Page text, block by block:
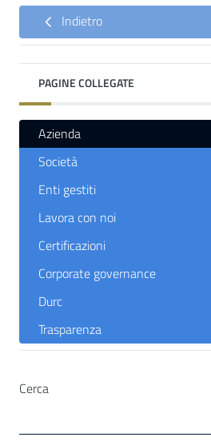
Indietro
PAGINE COLLEGATE
Azienda
Società
Enti gestiti
Lavora con noi
Certificazioni
Corporate governance
Durc
Trasparenza
Cerca